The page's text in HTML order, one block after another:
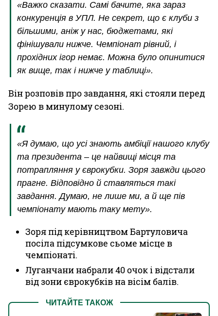
«Важко сказати. Самі бачите, яка зараз
конкуренція в УПЛ. Не секрет, що є клуби з
більшими, аніж у нас, бюджетами, які
фінішували нижче. Чемпіонат рівний, і
прохідних ігор немає. Можна було опинитися
як вище, так і нижче у таблиці».
Він розповів про завдання, які стояли перед
Зорею в минулому сезоні.
«Я думаю, що усі знають амбіції нашого клубу
та президента – це найвищі місця та
потрапляння у єврокубки. Зоря завжди цього
прагне. Відповідно й ставляться такі
завдання. Думаю, не лише ми, а й ще пів
чемпіонату мають таку мету».
Зоря під керівництвом Бартуловича
посіла підсумкове сьоме місце в
чемпіонаті.
Луганчани набрали 40 очок і відстали
від зони єврокубків на вісім балів.
ЧИТАЙТЕ ТАКОЖ